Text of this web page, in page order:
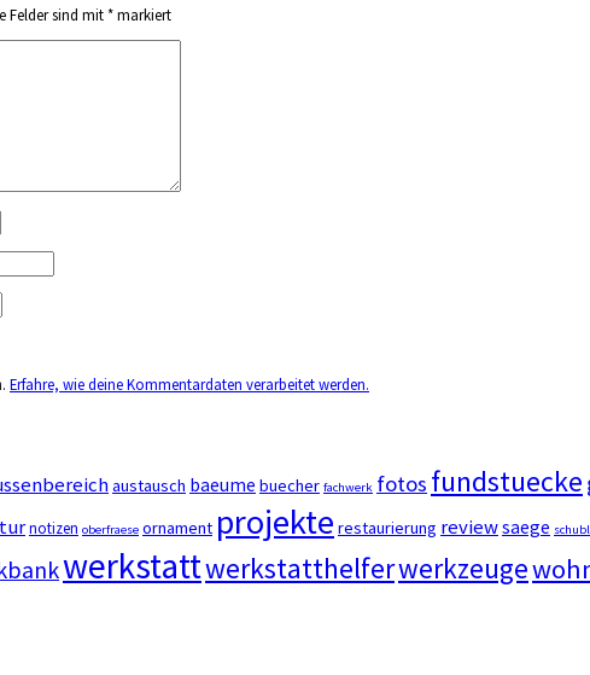
Felder sind mit*markiert
Erfahre, wie deine Kommentardaten verarbeitet werden.
austausch baeume buecher fachwerk fotos fundstuecke
notizen oberfraese ornament projekte restaurierung reviewsaege
werkstattwerkstatthelferwerkzeuge